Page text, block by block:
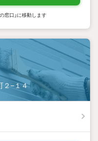
窓口」に移動します
２−１４